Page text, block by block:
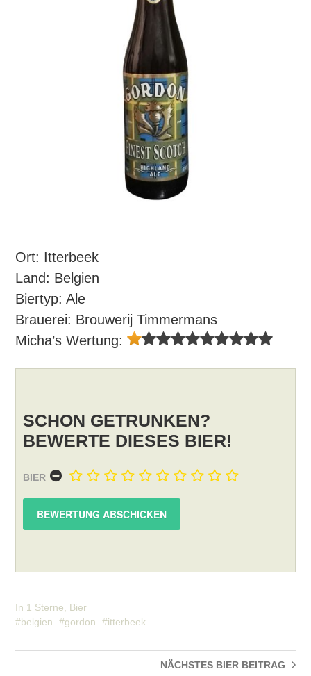
Ort: Itterbeek
Land: Belgien
Biertyp: Ale
Brauerei: Brouwerij Timmermans
Micha’s Wertung:
SCHON GETRUNKEN?
BEWERTE DIESES BIER!
BIER
In 1 Sterne
Bier
belgien
gordon itterbeek
NÄCHSTES BIERBEITRAG